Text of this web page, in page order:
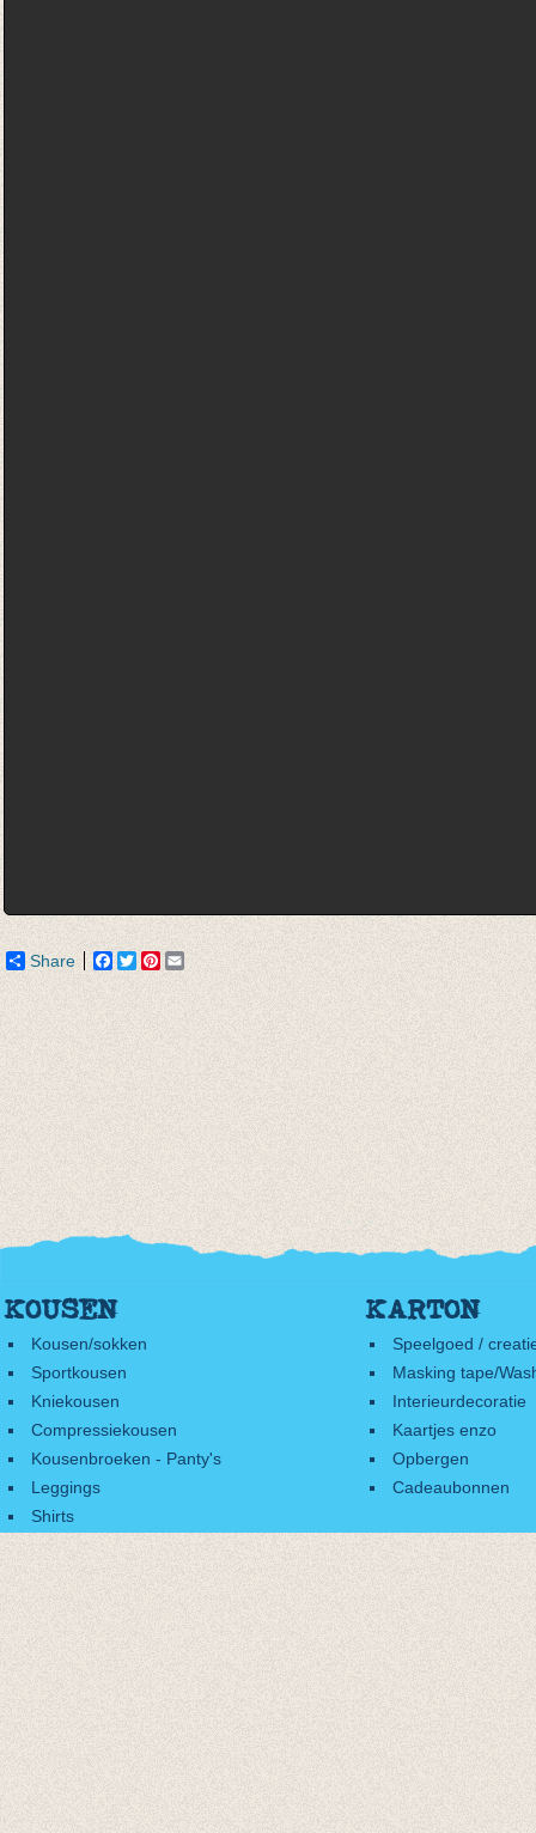
Share Facebook
TwitterPinterest
KOUSEN
Kousen/sokken
Sportkousen
Kniekousen
Compressiekousen
Kousenbroeken - Panty's
Leggings
Shirts
KARTON
Speelgoed /
Masking tape/
Interieurdecoratie
Kaartjes enzo
Opbergen
Cadeaubonnen